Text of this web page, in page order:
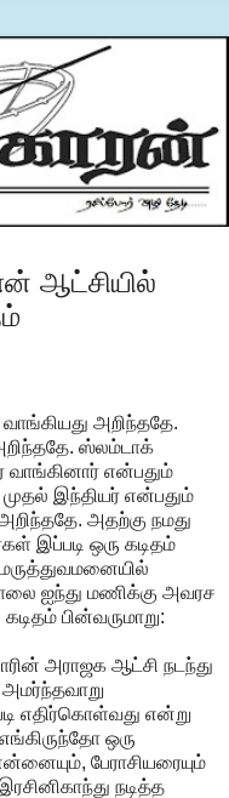
ஆட்சியில்
அறிந்ததே.
ஸ்லம்டாக்
வாங்கினார் என்பதும்
இந்தியர் என்பதும்
அதற்கு நமது
இப்படி ஒரு கடிதம்
மருத்துவமனையில்
ஐந்து மணிக்கு அவரச
பின்வருமாறு:
அராஜக ஆட்சி நடந்து
எதிர்கொள்வது என்று
ஒரு
பேராசியரையும்
நடித்த